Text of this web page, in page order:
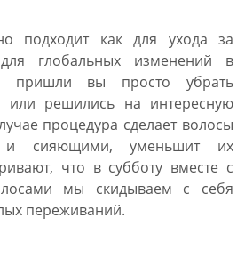
подходит как для ухода за
глобальных изменений в
пришли вы просто убрать
или решились на интересную
процедура сделает волосы
и сияющими, уменьшит их
что в субботу вместе с
мы скидываем с себя
переживаний.